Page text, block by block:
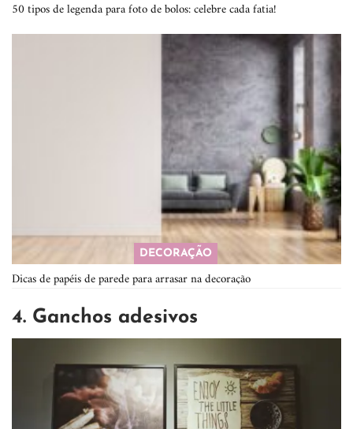
50 tipos de legenda para foto de bolos: celebre cada fatia!
DECORAÇÃO
Dicas de papéis de parede para arrasar na decoração
4. Ganchos adesivos